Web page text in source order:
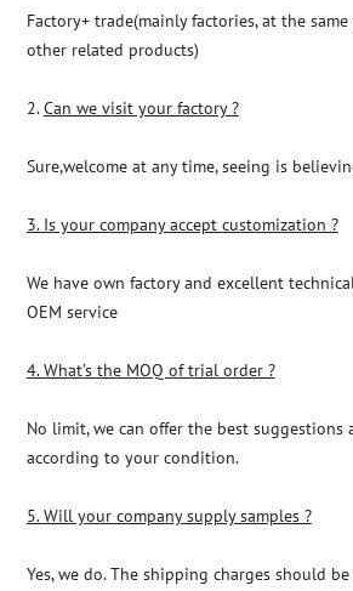
Factory+ trade(mainly factories, at the
other related products)
2.Can we visit your factory ?
Sure,welcome at any time, seeing is
3. Is your company accept customization ?
We have own factory and excellent
OEM service
4. What’s the MOQ of trial order ?
No limit, we can offer the best suggestions
according to your condition.
5. Will your company supply samples ?
Yes, we do. The shipping charges should